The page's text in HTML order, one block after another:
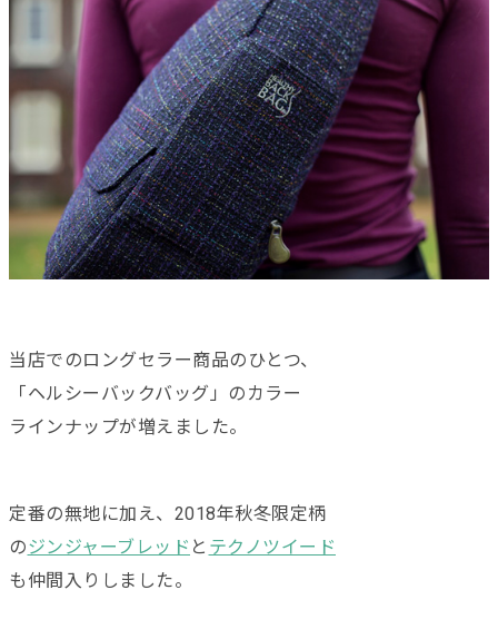
当店でのロングセラー商品のひとつ、
「ヘルシーバックバッグ」のカラー
ラインナップが増えました。
定番の無地に加え、2018年秋冬限定柄
のジンジャーブレッド と テクノツイード
も仲間入りしました。